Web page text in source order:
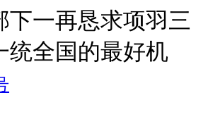
一再恳求项羽三
统全国的最好机